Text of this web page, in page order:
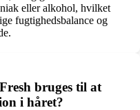
eller alkohol, hvilket
fugtighedsbalance og
bruges til at
i håret?